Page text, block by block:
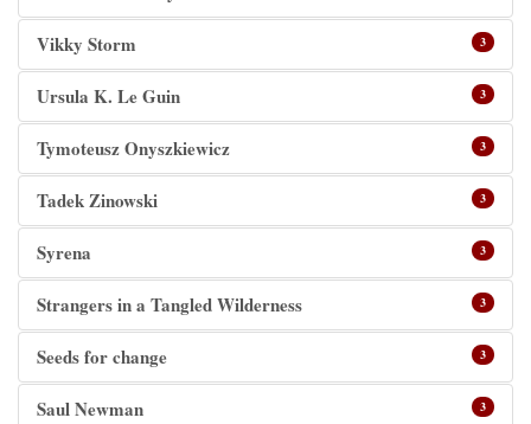
Vikky Storm
3
Ursula K. Le Guin 3
Tymoteusz Onyszkiewicz 3
Tadek Zinowski 3
Syrena 3
Strangers in a Tangled Wilderness 3
Seeds for change 3
Saul Newman 3